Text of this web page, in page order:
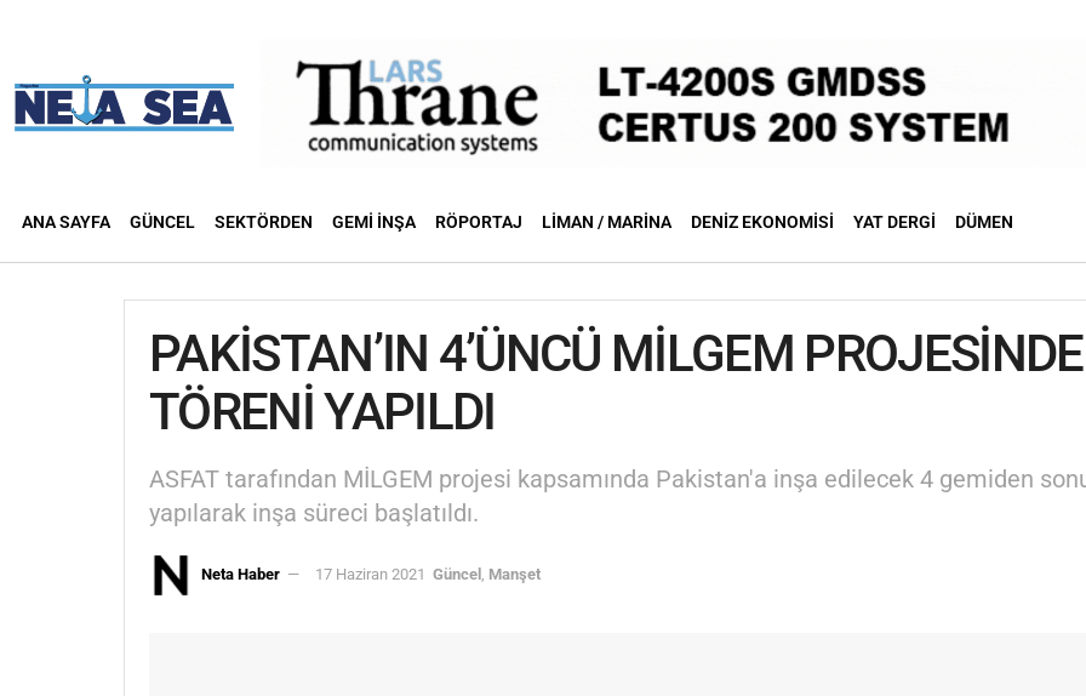
ANA SAYFA GÜNCEL SEKTÖRDEN GEMI İNŞA RÖPORTAJ LIMAN / MARINA DENIZ EKONOMISI YAT DERGI DÜMEN
PAKİSTAN’IN 4’ÜNCÜ MİLGEM
TÖRENİ YAPILDI
ASFAT tarafından MİLGEM projesi kapsamında Pakistan'a inşa edilecek 4 gemiden
yapılarak inşa süreci başlatıldı.
Neta Haber 17 Haziran 2021 Güncel Manşet